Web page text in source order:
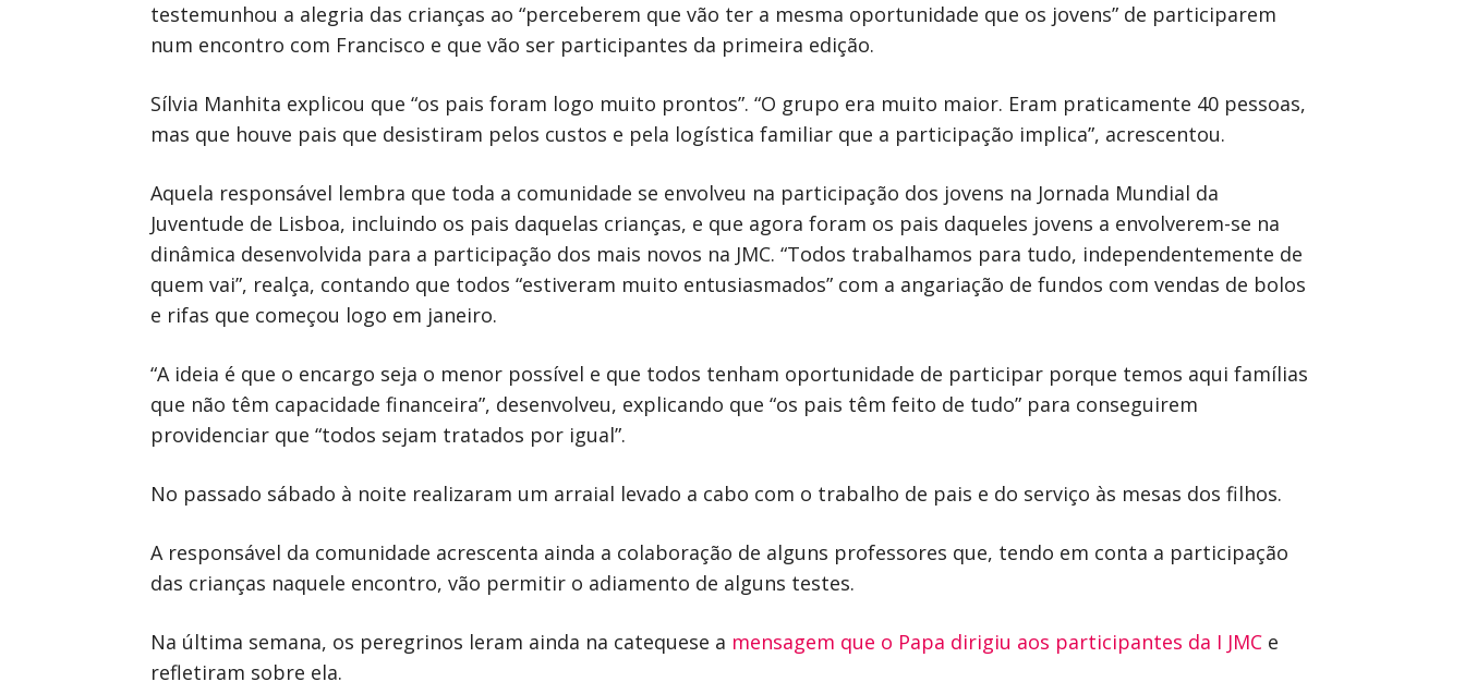
testemunhou a alegria das crianças ao “perceberem que vão ter a mesma oportunidade que os jovens” de participarem
num encontro com Francisco e que vão ser participantes da primeira edição.
Sílvia Manhita explicou que “os pais foram logo muito prontos”. “O grupo era muito maior. Eram praticamente 40 pessoas,
mas que houve pais que desistiram pelos custos e pela logística familiar que a participação implica”, acrescentou.
Aquela responsável lembra que toda a comunidade se envolveu na participação dos jovens na Jornada Mundial da
Juventude de Lisboa, incluindo os pais daquelas crianças, e que agora foram os pais daqueles jovens a envolverem-se na
dinâmica desenvolvida para a participação dos mais novos na JMC. “Todos trabalhamos para tudo, independentemente de
quem vai”, realça, contando que todos “estiveram muito entusiasmados” com a angariação de fundos com vendas de bolos
e rifas que começou logo em janeiro.
“A ideia é que o encargo seja o menor possível e que todos tenham oportunidade de participar porque temos aqui famílias
que não têm capacidade financeira”, desenvolveu, explicando que “os pais têm feito de tudo” para conseguirem
providenciar que “todos sejam tratados por igual”.
No passado sábado à noite realizaram um arraial levado a cabo com o trabalho de pais e do serviço às mesas dos filhos.
A responsável da comunidade acrescenta ainda a colaboração de alguns professores que, tendo em conta a participação
das crianças naquele encontro, vão permitir o adiamento de alguns testes.
Na última semana, os peregrinos leram ainda na catequese a mensagem que o Papa dirigiu aos participantes da I JMC e
refletiram sobre ela.